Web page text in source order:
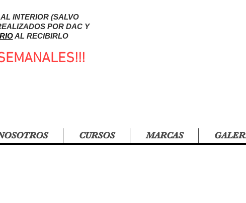
INTERIOR (SALVO
POR DAC Y
AL RECIBIRLO
CURSOS MARCAS